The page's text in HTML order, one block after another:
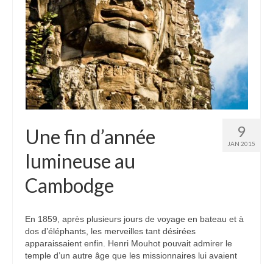
9
JAN 2015
Une fin d’année
lumineuse au
Cambodge
En 1859, après plusieurs jours de voyage en bateau et à
dos d’éléphants, les merveilles tant désirées
apparaissaient enfin. Henri Mouhot pouvait admirer le
temple d’un autre âge que les missionnaires lui avaient